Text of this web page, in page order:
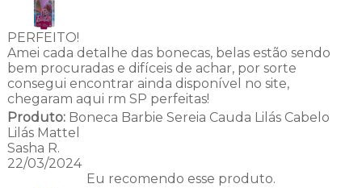
PERFEITO!
Amei cada detalhe das bonecas, belas estão sendo
bem procuradas e difíceis de achar, por sorte
consegui encontrar ainda disponível no site,
chegaram aqui rm SP perfeitas!
Produto:Boneca Barbie Sereia Cauda Lilás Cabelo
Lilás Mattel
Sasha R.
22/03/2024
Eu recomendo esse produto.